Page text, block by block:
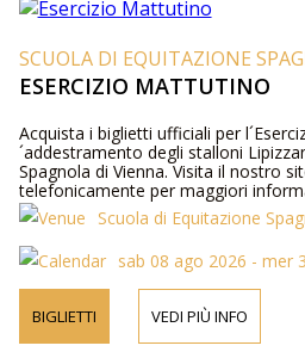
SCUOLA DI EQUITAZIONE
ESERCIZIO MATTUTINO
Acquista i biglietti ufficiali per
´addestramento degli stalloni
Spagnola di Vienna. Visita il nostro
telefonicamente per maggiori
del programma e i prezzi dei biglietti.
Scuola di Equitazione
sab 08 ago 2026 - mer
BIGLIETTI VEDI PIÙ INFO